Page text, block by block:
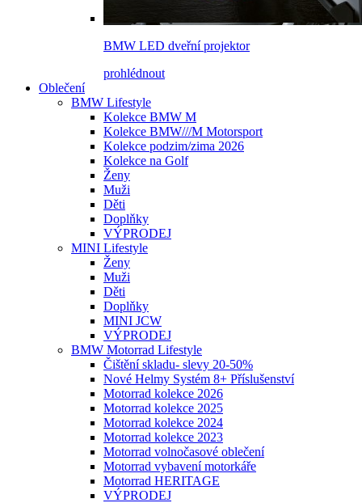
BMW LED dveřní projektor
prohlédnout
Oblečení
BMW Lifestyle
Kolekce BMW M
Kolekce BMW///M Motorsport
Kolekce podzim/zima 2026
Kolekce na Golf
Ženy
Muži
Děti
Doplňky
VÝPRODEJ
MINI Lifestyle
Ženy
Muži
Děti
Doplňky
MINI JCW
VÝPRODEJ
BMW Motorrad Lifestyle
Čištění skladu- slevy 20-50%
Nové Helmy Systém 8+ Příslušenství
Motorrad kolekce 2026
Motorrad kolekce 2025
Motorrad kolekce 2024
Motorrad kolekce 2023
Motorrad volnočasové oblečení
Motorrad vybavení motorkáře
Motorrad HERITAGE
VÝPRODEJ